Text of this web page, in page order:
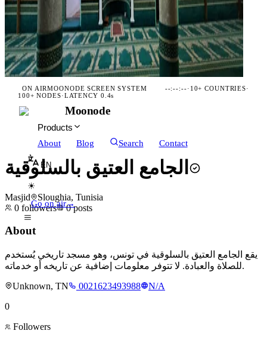
ON AIRMOONODE SCREEN SYSTEM --:--:--· 10+ COUNTRIES·
100+ NODES·LATENCY 0.4s
Moonode
Products
About
Blog Search Contact
EN
☀
Go on air→
الجامع العتيق بالسلوقية
Masjid
Sloughia, Tunisia
0 followers 0 posts
About
يقع الجامع العتيق بالسلوقية في تونس، وهو مسجد تاريخي يُستخدم
للصلاة والعبادة. لا تتوفر معلومات إضافية عن تاريخه أو خدماته.
Unknown, TN
0021623493988
N/A
0
Followers